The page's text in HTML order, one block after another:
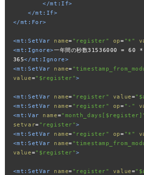
</mt:If>
</mt:If>
</mt:For>
<mt:SetVar name= "register" op= "*"
<mt:Ignore>一年間の秒数31536000 =
365</mt:Ignore>
<mt:SetVar
name=
value="$register">
<mt:SetVar name= "register" value=
<mt:SetVar
name= "register" op= "-"
<mt:Var
name=
setvar= "register">
<mt:SetVar
name= "register" op= "*"
<mt:SetVar
name=
value="$register">
<mt:SetVar name= "register" value=